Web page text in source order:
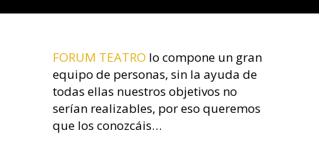
FORUM TEATRO lo compone un gran
equipo de personas, sin la ayuda de
todas ellas nuestros objetivos no
serían realizables, por eso queremos
que los conozcáis…